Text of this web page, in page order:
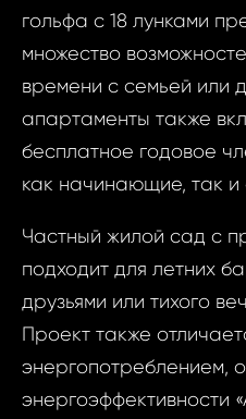
гольфа с 18 лунками
множество
времени с семьей или
апартаменты также
бесплатное годовое
как начинающие, так и
Частный жилой сад с
подходит для летних
друзьями или тихого
Проект также
энергопотреблением,
энергоэффективности